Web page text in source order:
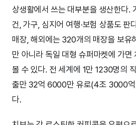
상생활에서 쓰는 대부분을 생산한다.
건, 가구, 심지어 여행·보험 상품도 판
매장, 해외에는 320개의 매장을 보유
만 아니라 독일 대형 슈퍼마켓에 가면
볼 수 있다. 전 세계에 1만 1230명의
출만 32억 6000만 유로(4조 3000억
다.